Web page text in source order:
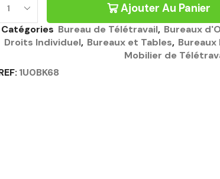
BUREAU
140CM
CHÊNE
STRUCTURÉ
CONNEXION
Ajouter Au Panier
Catégories Bureau de Télétravail, Bureaux
Droits Individuel, Bureaux et Tables,
Mobilier de
1U0BK68